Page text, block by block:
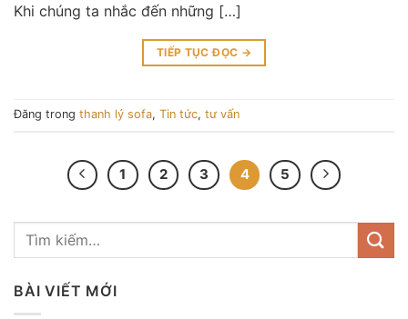
Khi chúng ta nhắc đến những […]
TIẾP TỤC ĐỌC →
Đăng trong thanh lý sofa, Tin tức, tư vấn
1 2 3 4 5
BÀI VIẾT MỚI